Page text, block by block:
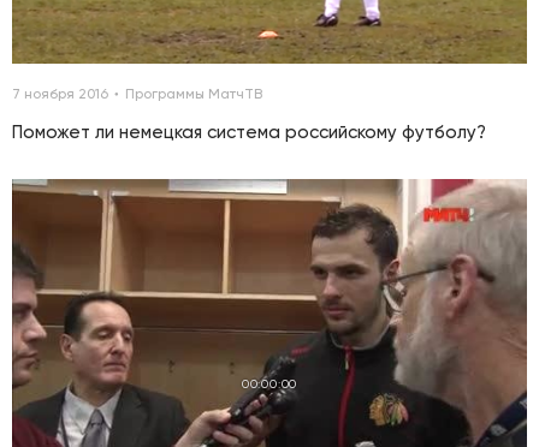
7 ноября 2016 Программы МатчТВ
Поможет ли немецкая система российскому футболу?
00:00:00